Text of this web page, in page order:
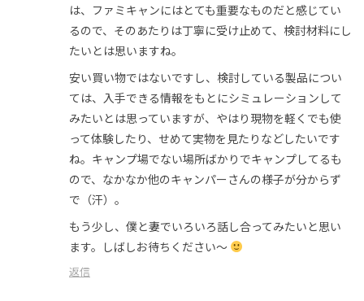
は、ファミキャンにはとても重要なものだと感じてい
るので、そのあたりは丁寧に受け止めて、検討材料にし
たいとは思いますね。
安い買い物ではないですし、検討している製品につい
ては、入手できる情報をもとにシミュレーションして
みたいとは思っていますが、やはり現物を軽くでも使
って体験したり、せめて実物を見たりなどしたいです
ね。キャンプ場でない場所ばかりでキャンプしてるも
ので、なかなか他のキャンパーさんの様子が分からず
で（汗）。
もう少し、僕と妻でいろいろ話し合ってみたいと思い
ます。しばしお待ちください〜
返信